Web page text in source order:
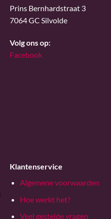
Prins Bernhardstraat 3
7064 GC Silvolde
Volg ons op:
Facebook
Klantenservice
Algemene voorwaarden
Hoe werkt het?
Veel gestelde vragen